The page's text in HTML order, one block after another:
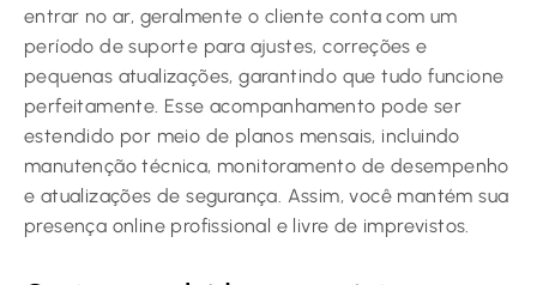
entrar no ar, geralmente o cliente conta com um
período de suporte para ajustes, correções e
pequenas atualizações, garantindo que tudo funcione
perfeitamente. Esse acompanhamento pode ser
estendido por meio de planos mensais, incluindo
manutenção técnica, monitoramento de desempenho
e atualizações de segurança. Assim, você mantém sua
presença online profissional e livre de imprevistos.